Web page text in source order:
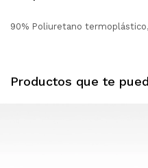
90% Poliuretano
Productos que te